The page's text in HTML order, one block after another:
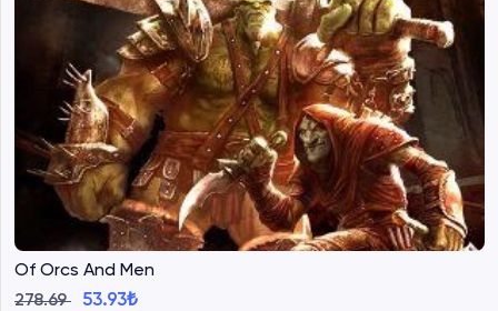
Of Orcs And Men
278.69 53.93₺